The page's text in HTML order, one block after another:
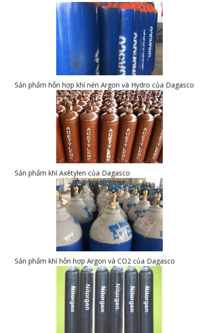
Sản phẩm hỗn hợp khí nén Argon và Hydro của Dagasco
Sản phẩm khí Axêtylen của Dagasco
Sản phẩm khí hỗn hợp Argon và CO2 của Dagasco